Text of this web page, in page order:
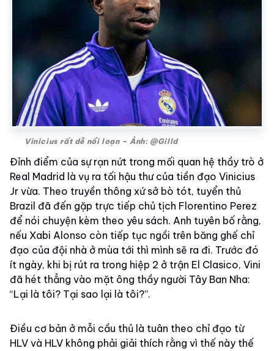
Vinicius rất dễ nổi loạn – Ảnh: @Gilld
Đỉnh điểm của sự rạn nứt trong mối quan hệ thầy trò ở
Real Madrid là vụ ra tối hậu thư của tiền đạo Vinicius
Jr vừa. Theo truyền thông xứ sở bò tót, tuyển thủ
Brazil đã đến gặp trực tiếp chủ tịch Florentino Perez
để nói chuyện kèm theo yêu sách. Anh tuyên bố rằng,
nếu Xabi Alonso còn tiếp tục ngồi trên băng ghế chỉ
đạo của đội nhà ở mùa tới thì mình sẽ ra đi. Trước đó
ít ngày, khi bị rút ra trong hiệp 2 ở trận El Clasico, Vini
đã hét thẳng vào mặt ông thầy người Tây Ban Nha:
“Lại là tôi? Tại sao lại là tôi?”.
Điều cơ bản ở mỗi cầu thủ là tuân theo chỉ đạo từ
HLV và HLV không phải giải thích rằng vì thế này thế